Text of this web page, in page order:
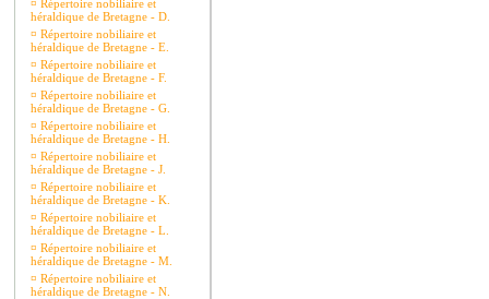
¤ Répertoire nobiliaire et
héraldique de Bretagne - D.
¤ Répertoire nobiliaire et
héraldique de Bretagne - E.
¤ Répertoire nobiliaire et
héraldique de Bretagne - F.
¤ Répertoire nobiliaire et
héraldique de Bretagne - G.
¤ Répertoire nobiliaire et
héraldique de Bretagne - H.
¤ Répertoire nobiliaire et
héraldique de Bretagne - J.
¤ Répertoire nobiliaire et
héraldique de Bretagne - K.
¤ Répertoire nobiliaire et
héraldique de Bretagne - L.
¤ Répertoire nobiliaire et
héraldique de Bretagne - M.
¤ Répertoire nobiliaire et
héraldique de Bretagne - N.